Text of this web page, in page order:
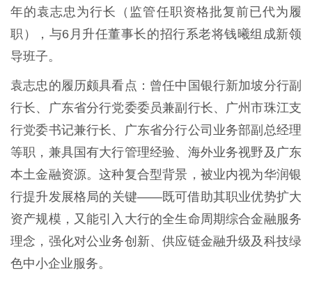
年的袁志忠为行长（监管任职资格批复前已代为履
职），与6月升任董事长的招行系老将钱曦组成新领
导班子。
袁志忠的履历颇具看点：曾任中国银行新加坡分行副
行长、广东省分行党委委员兼副行长、广州市珠江支
行党委书记兼行长、广东省分行公司业务部副总经理
等职，兼具国有大行管理经验、海外业务视野及广东
本土金融资源。这种复合型背景，被业内视为华润银
行提升发展格局的关键——既可借助其职业优势扩大
资产规模，又能引入大行的全生命周期综合金融服务
理念，强化对公业务创新、供应链金融升级及科技绿
色中小企业服务。